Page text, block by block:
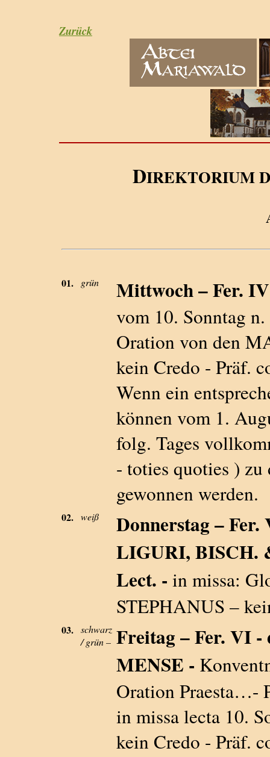
Zurück
DIREKTORIUM
01. grün Mittwoch – Fer.
vom 10. Sonntag
Oration von den
kein Credo - Präf.
Wenn ein
können vom 1.
folg. Tages
- toties quoties )
gewonnen werden.
02. weiß
Donnerstag –
LIGURI, BISCH.
Lect. - in missa:
STEPHANUS –
03. schwarz
/ grün – Freitag – Fer. VI
MENSE -
Oration Praesta…-
in missa lecta 10.
kein Credo - Präf.